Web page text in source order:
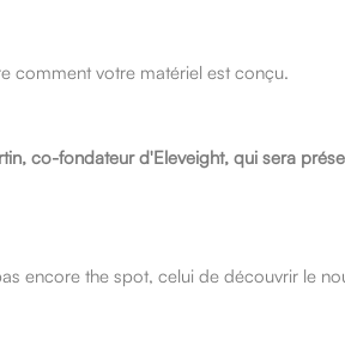
comment votre matériel est conçu.
co-fondateur d'Eleveight, qui sera
encore the spot, celui de découvrir le